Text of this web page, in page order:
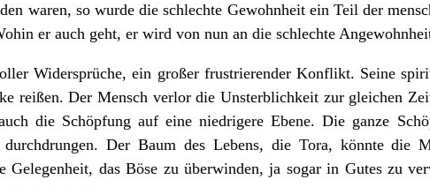
waren, so wurde die schlechte Gewohnheit ein Teil der
er auch geht, er wird von nun an die schlechte
Widersprüche, ein großer frustrierender Konflikt. Seine
reißen. Der Mensch verlor die Unsterblichkeit zur gleichen
die Schöpfung auf eine niedrigere Ebene. Die ganze
Der Baum des Lebens, die Tora, könnte die
das Böse zu überwinden, ja sogar in Gutes zu